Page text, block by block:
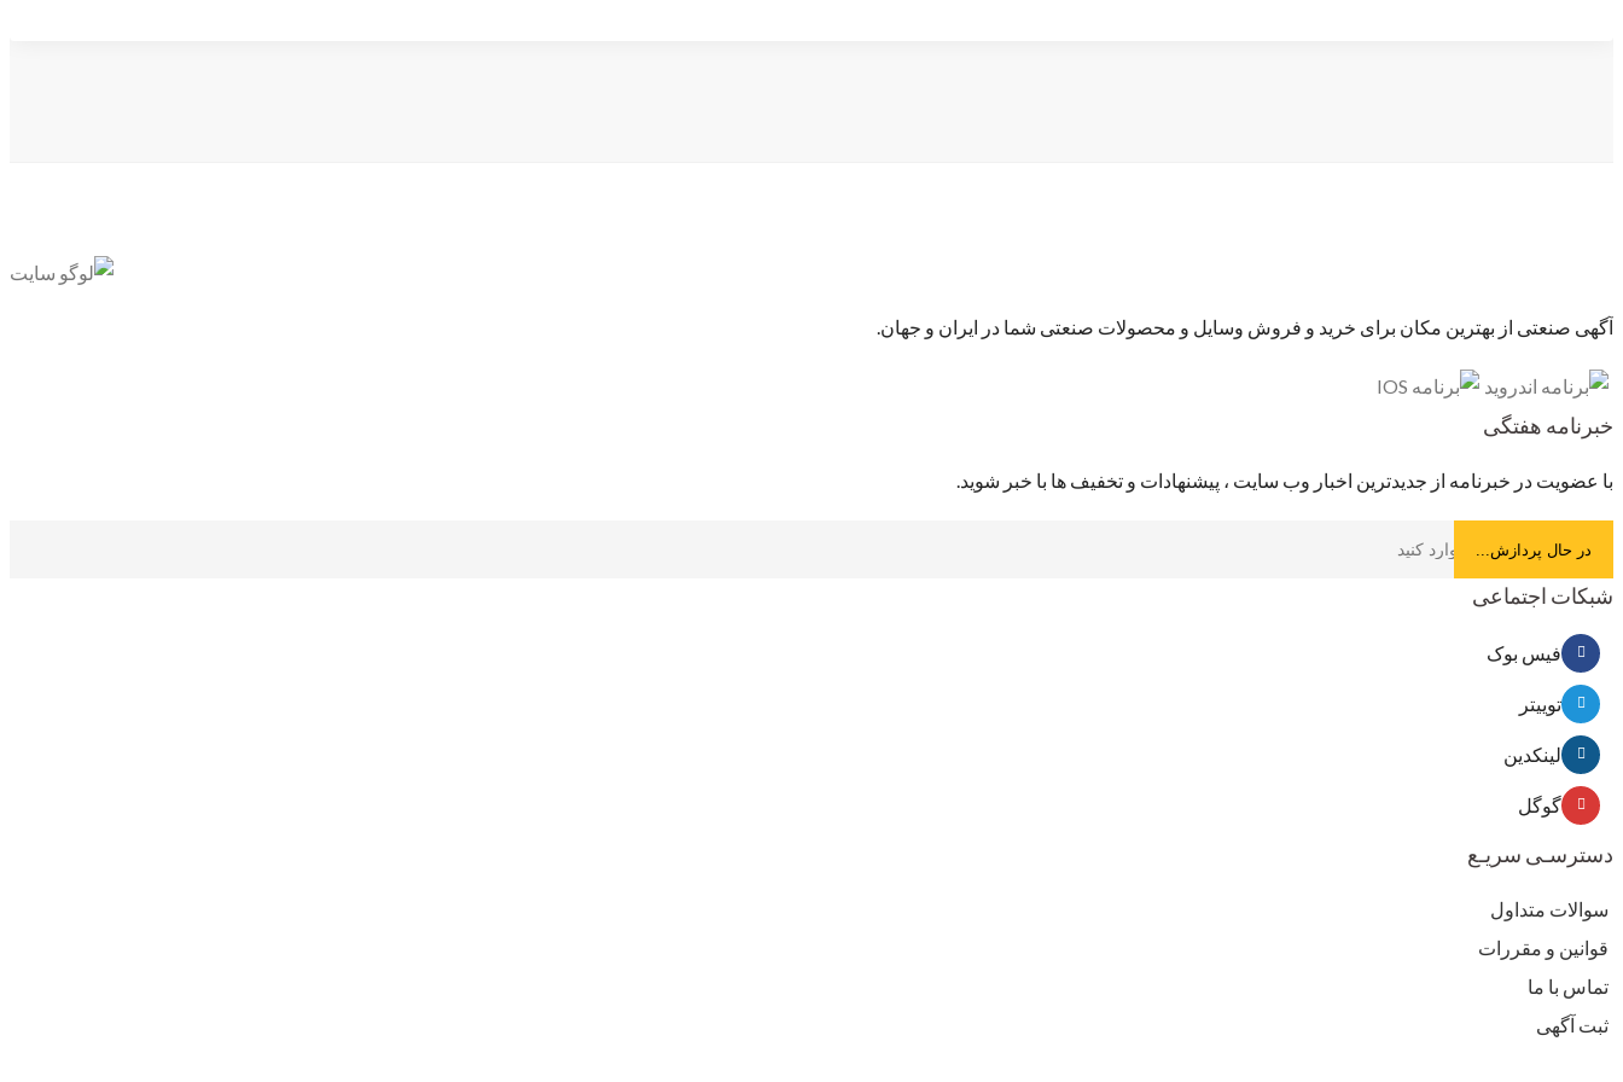
آگهی صنعتی از بهترین مکان برای خرید و فروش وسایل و محصولات صنعتی شما در ایران و جهان.
خبرنامه هفتگی
با عضویت در خبرنامه از جدیدترین اخبار وب سایت ، پیشنهادات و تخفیف ها با خبر شوید.
شبکات اجتماعی
فیس بوک
توییتر
لینکدین
گوگل
دسترسـی سریـع
سوالات متداول
قوانین و مقررات
تماس با ما
ثبت آگهی